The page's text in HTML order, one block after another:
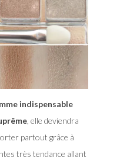
indispensable
, elle deviendra
partout grâce à
très tendance allant